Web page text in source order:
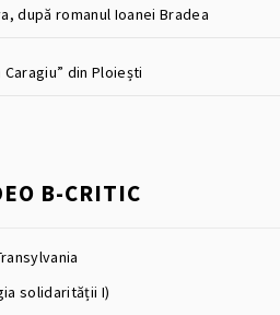
după romanul Ioanei Bradea
Caragiu” din Ploiești
B-CRITIC
solidarității I)